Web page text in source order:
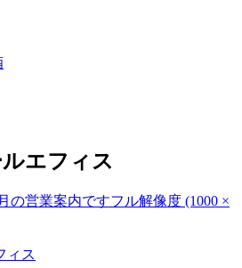
エフィス
の営業案内ですフル解像度 (1000 ×